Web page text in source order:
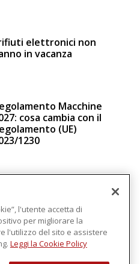
elettronici non
in vacanza
Macchine
cosa cambia con il
(UE)
1230
in cloud
l'utente accetta di
per migliorare la
l'utilizzo del sito e assistere
Leggi la Cookie Policy